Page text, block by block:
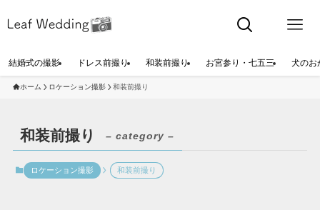
結婚式の撮影 ドレス前撮り 和装前撮り お宮参り・七五三 犬のお
ホーム ロケーション撮影 和装前撮り
和装前撮り – category –
ロケーション撮影 和装前撮り